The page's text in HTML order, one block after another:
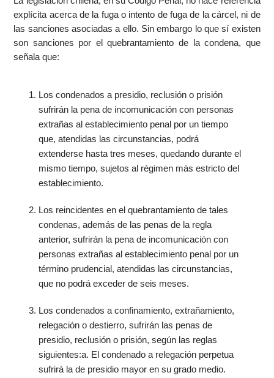
explícita acerca de la fuga o intento de fuga de la cárcel, ni de
las sanciones asociadas a ello. Sin embargo lo que sí existen
son sanciones por el quebrantamiento de la condena, que
señala que:
Los condenados a presidio, reclusión o prisión
sufrirán la pena de incomunicación con personas
extrañas al establecimiento penal por un tiempo
que, atendidas las circunstancias, podrá
extenderse hasta tres meses, quedando durante el
mismo tiempo, sujetos al régimen más estricto del
establecimiento.
Los reincidentes en el quebrantamiento de tales
condenas, además de las penas de la regla
anterior, sufrirán la pena de incomunicación con
personas extrañas al establecimiento penal por un
término prudencial, atendidas las circunstancias,
que no podrá exceder de seis meses.
Los condenados a confinamiento, extrañamiento,
relegación o destierro, sufrirán las penas de
presidio, reclusión o prisión, según las reglas
siguientes:a. El condenado a relegación perpetua
sufrirá la de presidio mayor en su grado medio.